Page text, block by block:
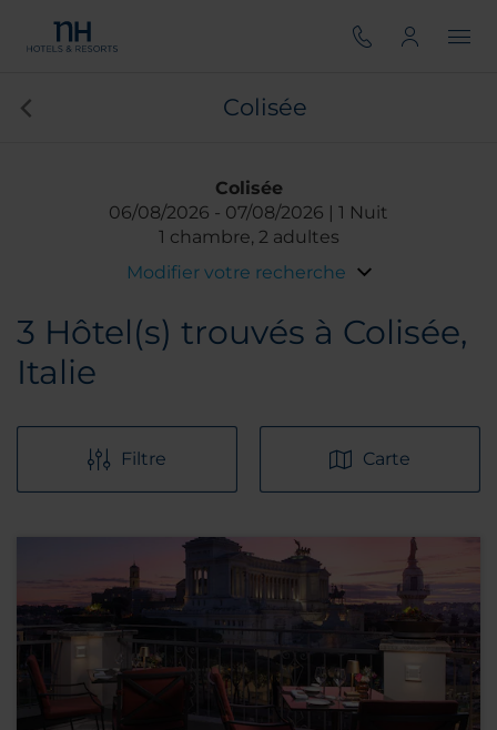
Colisée
Colisée
06/08/2026
07/08/2026
1 Nuit
1 chambre, 2 adultes
Modifier votre recherche
3 Hôtel(s) trouvés à Colisée,
Italie
Filtre Carte